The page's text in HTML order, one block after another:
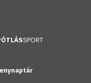
SPORT